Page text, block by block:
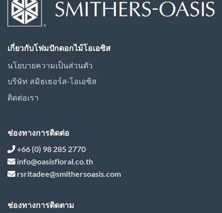
เกี่ยวกับโฟมปักดอกไม้โอเอซิส
นโยบายความเป็นส่วนตัว
บริษัท สมิธเธอร์ส-โอเอซิส
ติดต่อเรา
ช่องทางการติดต่อ
+66 (0) 98 285 2770
info@oasisfloral.co.th
rsritadee@smithersoasis.com
ช่องทางการติดตาม